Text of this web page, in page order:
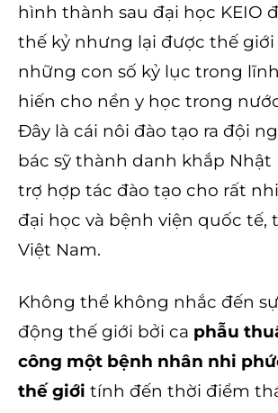
hình thành sau đại học KEIO
thế kỷ nhưng lại được thế giới
những con số kỷ lục trong
hiến cho nền y học trong
Đây là cái nôi đào tạo ra đội
bác sỹ thành danh khắp Nhật
trợ hợp tác đào tạo cho rất
đại học và bệnh viện quốc tế,
Việt Nam.
Không thể không nhắc đến
động thế giới bởi ca phẫu
công một bệnh nhân nhi
thế giới tính đến thời điểm